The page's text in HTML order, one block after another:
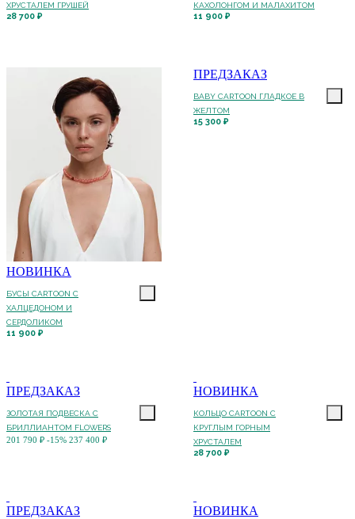
ХРУСТАЛЕМ ГРУШЕЙ
28 700 ₽
КАХОЛОНГОМ И МАЛАХИТОМ
11 900 ₽
НОВИНКА
БУСЫ CARTOON С
ХАЛЦЕДОНОМ И
СЕРДОЛИКОМ
11 900 ₽
ПРЕДЗАКАЗ
BABY CARTOON ГЛАДКОЕ В
ЖЕЛТОМ
15 300 ₽
ПРЕДЗАКАЗ
ЗОЛОТАЯ ПОДВЕСКА С
БРИЛЛИАНТОМ FLOWERS
201 790 ₽ -15% 237 400 ₽
НОВИНКА
КОЛЬЦО CARTOON C
КРУГЛЫМ ГОРНЫМ
ХРУСТАЛЕМ
28 700 ₽
ПРЕДЗАКАЗ НОВИНКА